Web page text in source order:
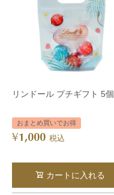
リンドール プチギフト 5
おまとめ買いでお得
¥1,000 税込
カートに入れる